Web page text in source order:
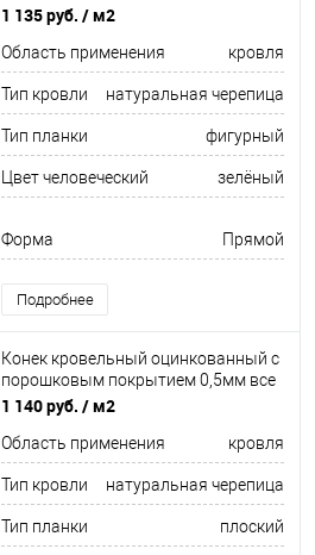
RAL 6034
1 135 руб. / м2
Область применения кровля
Тип кровли натуральная черепица
Тип планки фигурный
Цвет человеческий зелёный
Форма Прямой
Подробнее
Конек кровельный оцинкованный с
порошковым покрытием 0,5мм все
цвета RAL
1 140 руб. / м2
Область применения кровля
Тип кровли натуральная черепица
Тип планки плоский